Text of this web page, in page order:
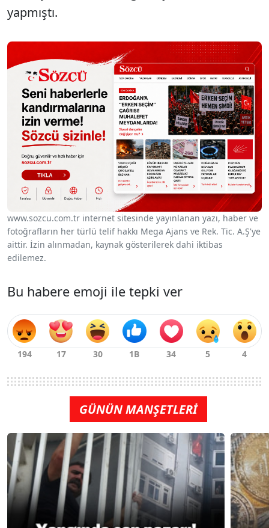
yapmıştı.
www.sozcu.com.tr internet sitesinde yayınlanan yazı, haber ve
fotoğrafların her türlü telif hakkı Mega Ajans ve Rek. Tic. A.Ş'ye
aittir. İzin alınmadan, kaynak gösterilerek dahi iktibas
edilemez.
Bu habere emoji ile tepki ver
GÜNÜN MANŞETLERİ